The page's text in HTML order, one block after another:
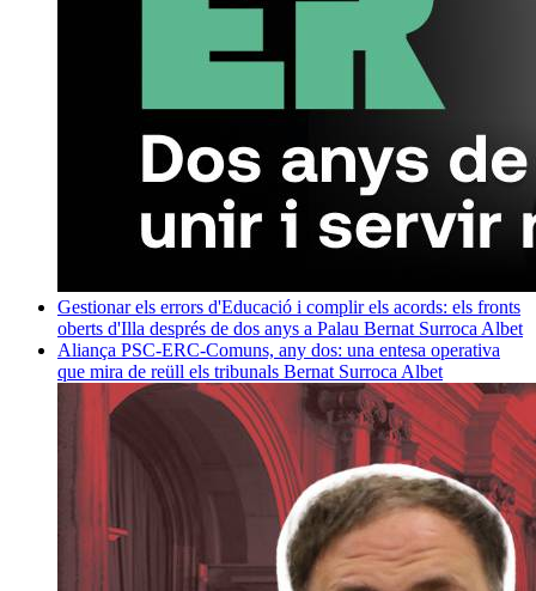
Gestionar els errors d'Educació i complir els acords: els fronts
oberts d'Illa després de dos anys a Palau Bernat Surroca Albet
Aliança PSC-ERC-Comuns, any dos: una entesa operativa
que mira de reüll els tribunals Bernat Surroca Albet